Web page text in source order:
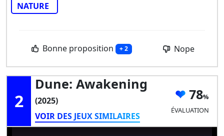
NATURE
Bonne proposition + 2 Nope
2
Dune: Awakening
(2025)
VOIR DES JEUX SIMILAIRES
78
ÉVALUATION